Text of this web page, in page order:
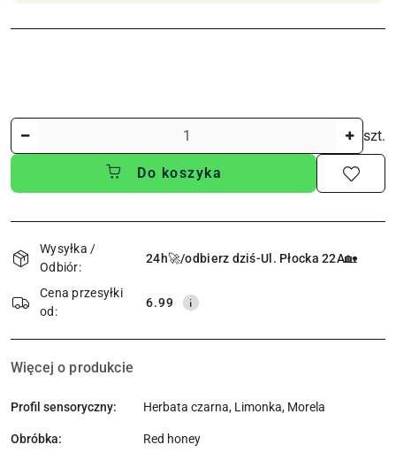
szt.
Do koszyka
Dostępność
i
dostawa
Wysyłka /
Odbiór:
24h🚀/odbierz dziś-Ul. Płocka 22A🏡
Cena przesyłki
od:
6.99
Więcej o produkcie
Profil sensoryczny: Herbata czarna, Limonka, Morela
Obróbka: Red honey